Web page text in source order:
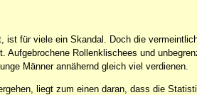
ist für viele ein Skandal. Doch die
Rollenklischees und
Männer annähernd gleich viel verdienen.
liegt zum einen daran, dass die